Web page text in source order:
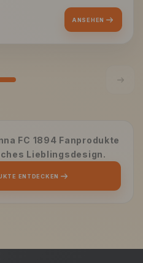
ANSEHEN
FC 1894 Fanprodukte
Lieblingsdesign.
ENTDECKEN